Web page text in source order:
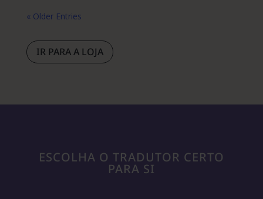
« Older Entries
IR PARA A LOJA
ESCOLHA O TRADUTOR CERTO
PARA SI